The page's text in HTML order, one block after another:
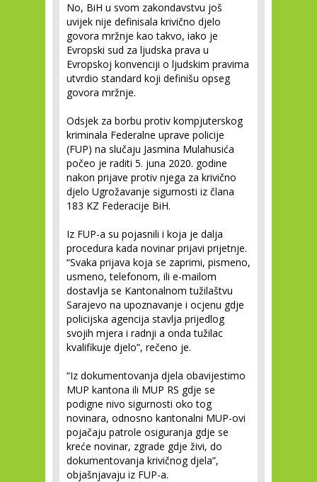
No, BiH u svom zakondavstvu još
uvijek nije definisala krivično djelo
govora mržnje kao takvo, iako je
Evropski sud za ljudska prava u
Evropskoj konvenciji o ljudskim pravima
utvrdio standard koji definišu opseg
govora mržnje.
Odsjek za borbu protiv kompjuterskog
kriminala Federalne uprave policije
(FUP) na slučaju Jasmina Mulahusića
počeo je raditi 5. juna 2020. godine
nakon prijave protiv njega za krivično
djelo Ugrožavanje sigurnosti iz člana
183 KZ Federacije BiH.
Iz FUP-a su pojasnili i koja je dalja
procedura kada novinar prijavi prijetnje.
“Svaka prijava koja se zaprimi, pismeno,
usmeno, telefonom, ili e-mailom
dostavlja se Kantonalnom tužilaštvu
Sarajevo na upoznavanje i ocjenu gdje
policijska agencija stavlja prijedlog
svojih mjera i radnji a onda tužilac
kvalifikuje djelo”, rečeno je.
“Iz dokumentovanja djela obavijestimo
MUP kantona ili MUP RS gdje se
podigne nivo sigurnosti oko tog
novinara, odnosno kantonalni MUP-ovi
pojačaju patrole osiguranja gdje se
kreće novinar, zgrade gdje živi, do
dokumentovanja krivičnog djela”,
objašnjavaju iz FUP-a.